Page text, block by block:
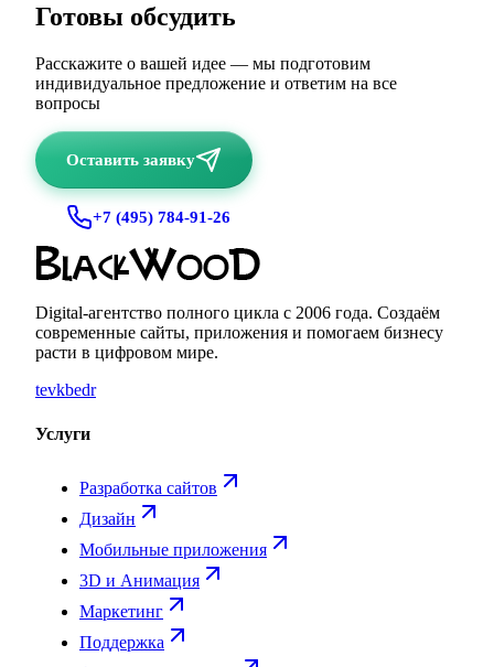
Готовы обсудить
Расскажите о вашей идее — мы подготовим
индивидуальное предложение и ответим на все
вопросы
Оставить заявку
+7 (495) 784-91-26
Digital-агентство полного цикла с 2006 года. Создаём
современные сайты, приложения и помогаем бизнесу
расти в цифровом мире.
tevkbedr
Услуги
Разработка сайтов
Дизайн
Мобильные приложения
3D и Анимация
Маркетинг
Поддержка